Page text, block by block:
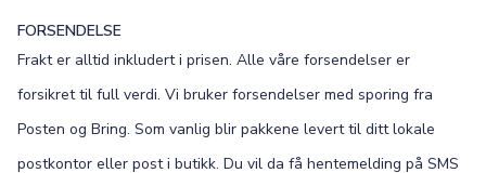
FORSENDELSE
Frakt er alltid inkludert i prisen. Alle våre forsendelser er
forsikret til full verdi. Vi bruker forsendelser med sporing fra
Posten og Bring. Som vanlig blir pakkene levert til ditt lokale
postkontor eller post i butikk. Du vil da få hentemelding på SMS